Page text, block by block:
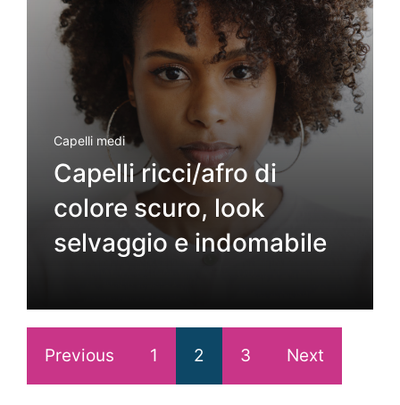
Capelli medi
Capelli ricci/afro di
colore scuro, look
selvaggio e indomabile
Previous 1 2 3 Next